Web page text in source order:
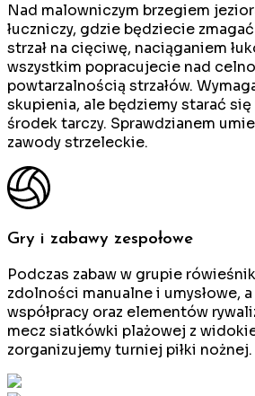
Nad malowniczym brzegiem
łuczniczy, gdzie będziecie
strzał na cięciwę, naciąganiem
wszystkim popracujecie nad
powtarzalnością strzałów.
skupienia, ale będziemy starać
środek tarczy. Sprawdzianem
zawody strzeleckie.
Gry i zabawy zespołowe
Podczas zabaw w grupie
zdolności manualne i umysłowe,
współpracy oraz elementów
mecz siatkówki plażowej z
zorganizujemy turniej piłki nożnej.